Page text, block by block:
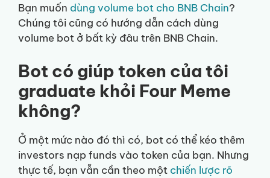
Bạn muốn dùng volume bot cho BNB Chain?
Chúng tôi cũng có hướng dẫn cách dùng
volume bot ở bất kỳ đâu trên BNB Chain.
Bot có giúp token của tôi
graduate khỏi Four Meme
không?
Ở một mức nào đó thì có, bot có thể kéo thêm
investors nạp funds vào token của bạn. Nhưng
thực tế, bạn vẫn cần theo một chiến lược rõ